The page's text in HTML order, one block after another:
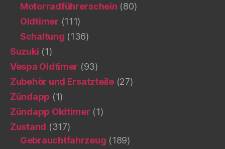
Motorradführerschein (80)
Oldtimer (111)
Schaltung (136)
Suzuki (1)
Vespa Oldtimer (93)
Zubehör und Ersatzteile(27)
Zündapp (1)
Zündapp Oldtimer (1)
Zustand (317)
Gebrauchtfahrzeug (189)